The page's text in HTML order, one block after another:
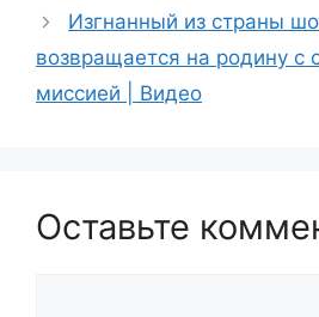
Изгнанный из страны
возвращается на родину с
миссией | Видео
Оставьте